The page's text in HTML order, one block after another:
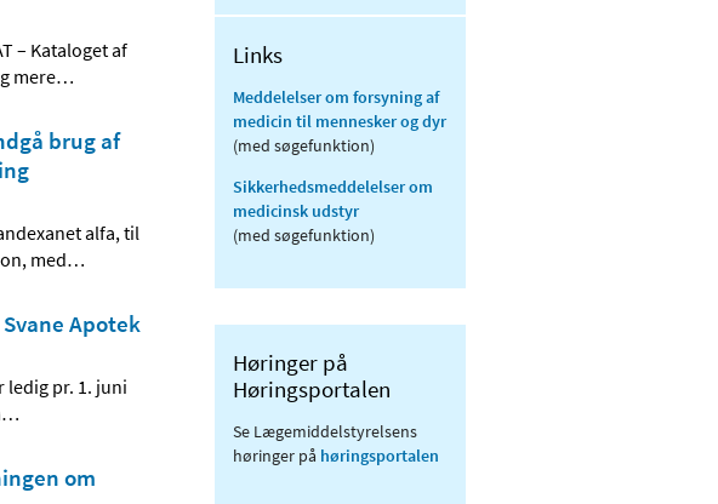
– Kataloget af
mere…
brug af
alfa, til
med…
Apotek
ledig pr. 1. juni
…
om
Links
Meddelelser om forsyning af
medicin til mennesker og dyr
(med søgefunktion)
Sikkerhedsmeddelelser om
medicinsk udstyr
(med søgefunktion)
Høringer på
Høringsportalen
Se Lægemiddelstyrelsens
høringer på høringsportalen